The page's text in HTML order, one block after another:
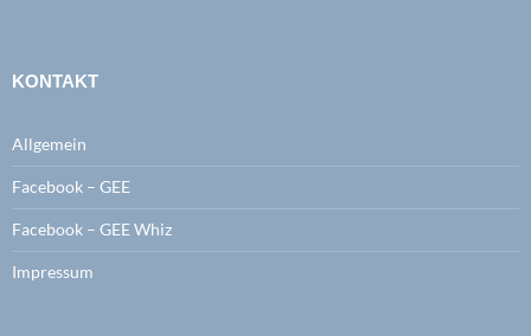
KONTAKT
Allgemein
Facebook – GEE
Facebook – GEE Whiz
Impressum